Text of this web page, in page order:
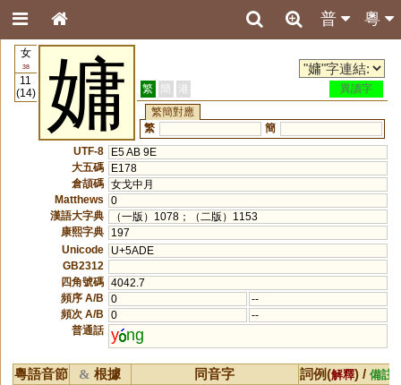
粵
普
女
38
11
(14)
嫞 繁 簡 港
異讀字
繁簡對應
繁
簡
UTF-8
E5 AB 9E
大五碼
E178
倉頡碼 女戈中月
Matthews
0
漢語大字典
（一版）1078；（二版）1153
康熙字典
197
Unicode
U+5ADE
GB2312
四角號碼 4042.7
頻序 A/B
0
--
頻次 A/B
0
--
普通話 y ng
粵語音節 & 根據 同音字 詞例(解釋) / 備註